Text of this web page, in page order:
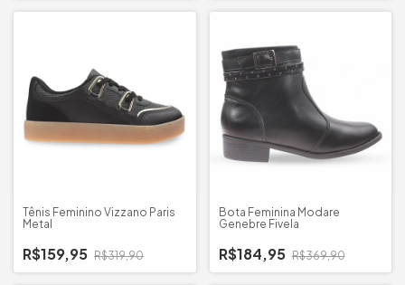
Tênis Feminino Vizzano Paris
Metal
R$159,95 R$319,90
Bota Feminina Modare
Genebre Fivela
R$184,95 R$369,90